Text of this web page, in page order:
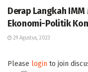
Derap Langkah
Ekonomi-Politik
29 Agustus, 2023
Please login to join